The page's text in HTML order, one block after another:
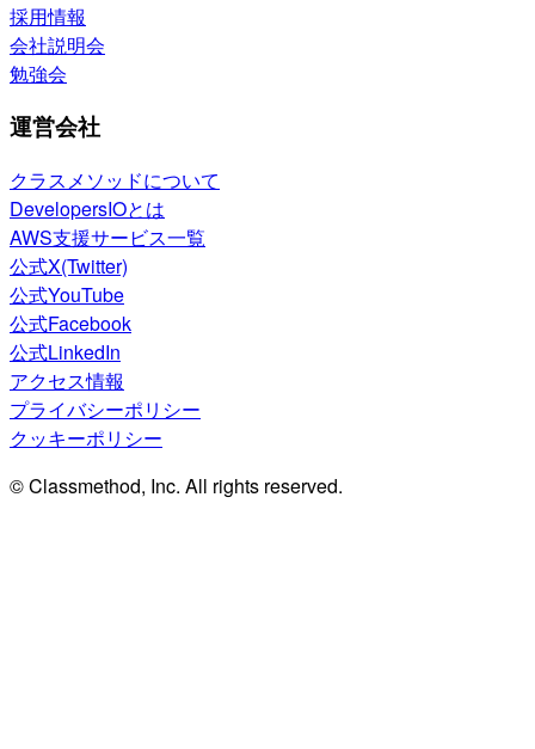
採用情報
会社説明会
勉強会
運営会社
クラスメソッドについて
DevelopersIOとは
AWS支援サービス一覧
公式X(Twitter)
公式YouTube
公式Facebook
公式LinkedIn
アクセス情報
プライバシーポリシー
クッキーポリシー
© Classmethod, Inc. All rights reserved.